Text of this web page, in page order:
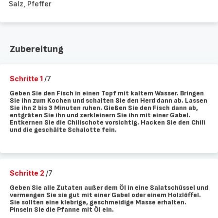
Salz, Pfeffer
Zubereitung
Schritte 1 /7
Geben Sie den Fisch in einen Topf mit kaltem Wasser. Bringen
Sie ihn zum Kochen und schalten Sie den Herd dann ab. Lassen
Sie ihn 2 bis 3 Minuten ruhen. Gießen Sie den Fisch dann ab,
entgräten Sie ihn und zerkleinern Sie ihn mit einer Gabel.
Entkernen Sie die Chilischote vorsichtig. Hacken Sie den Chili
und die geschälte Schalotte fein.
Schritte 2 /7
Geben Sie alle Zutaten außer dem Öl in eine Salatschüssel und
vermengen Sie sie gut mit einer Gabel oder einem Holzlöffel.
Sie sollten eine klebrige, geschmeidige Masse erhalten.
Pinseln Sie die Pfanne mit Öl ein.